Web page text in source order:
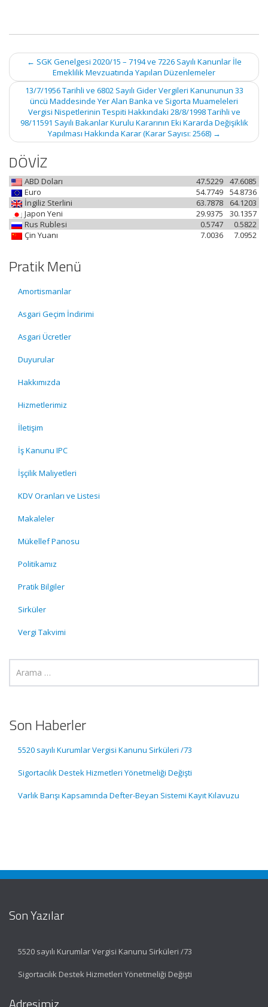
Post
navigation
← SGK Genelgesi 2020/15 – 7194 ve 7226 Sayılı Kanunlar İle
Emeklilik Mevzuatında Yapılan Düzenlemeler
13/7/1956 Tarihli ve 6802 Sayılı Gider Vergileri Kanununun 33
üncü Maddesinde Yer Alan Banka ve Sigorta Muameleleri
Vergisi Nispetlerinin Tespiti Hakkındaki 28/8/1998 Tarihli ve
98/11591 Sayılı Bakanlar Kurulu Kararının Eki Kararda Değişiklik
Yapılması Hakkında Karar (Karar Sayısı: 2568) →
DÖVİZ
ABD Doları 47.6085
47.5229
Euro
54.8736
54.7749
İngiliz Sterlini
64.1203
63.7878
Japon Yeni
30.1357
29.9375
Rus Rublesi
0.5822
0.5747
Çin Yuanı
7.0952
7.0036
Pratik Menü
Amortismanlar
Asgari Geçim İndirimi
Asgari Ücretler
Duyurular
Hakkımızda
Hizmetlerimiz
İletişim
İş Kanunu IPC
İşçilik Maliyetleri
KDV Oranları ve Listesi
Makaleler
Mükellef Panosu
Politikamız
Pratik Bilgiler
Sirküler
Vergi Takvimi
Son Haberler
5520 sayılı Kurumlar Vergisi Kanunu Sirküleri /73
Sigortacılık Destek Hizmetleri Yönetmeliği Değişti
Varlık Barışı Kapsamında Defter-Beyan Sistemi Kayıt Kılavuzu
Son Yazılar
5520 sayılı Kurumlar Vergisi Kanunu Sirküleri /73
Sigortacılık Destek Hizmetleri Yönetmeliği Değişti